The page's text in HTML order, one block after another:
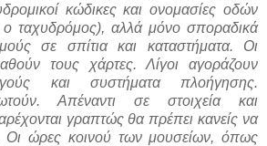
κώδικες και ονομασίες οδών
ο ταχυδρόμος), αλλά μόνο σποραδικά
σε σπίτια και καταστήματα. Οι
τους χάρτες. Λίγοι αγοράζουν
και συστήματα πλοήγησης.
Απέναντι σε στοιχεία και
γραπτώς θα πρέπει κανείς να
Οι ώρες κοινού των μουσείων, όπως